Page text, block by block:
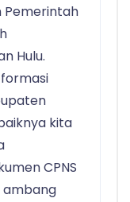
Pemerintah
Hulu.
kita
CPNS
ambang